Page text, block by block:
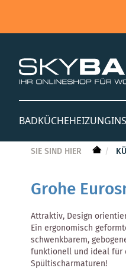
BADKÜCHEHEIZUNG
SIE SIND HIER
Grohe
Attraktiv, Design
Ein ergonomisch
schwenkbarem,
funktionell und ideal für
Spültischarmaturen!